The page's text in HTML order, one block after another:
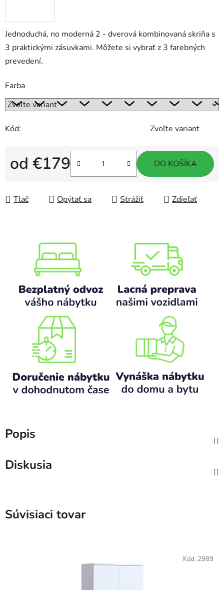
Jednoduchá, no moderná 2 - dverová kombinovaná skriňa s
3 praktickými zásuvkami. Môžete si vybrať z 3 farebných
prevedení.
Farba
Kód: Zvoľte variant
od €179 DO KOŠÍKA
Tlač Opýtať sa Strážiť Zdieľať
Popis
Diskusia
Súvisiaci tovar
Kód: 2989